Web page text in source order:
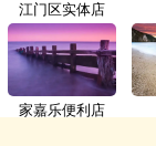
江门区实体店
家嘉乐便利店